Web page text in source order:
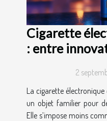
Cigarette
: entre
quotidien
2
La cigarette électronique
un objet familier pour
Elle s’impose moins